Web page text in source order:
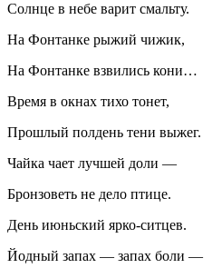
Солнце в небе варит смальту.
На Фонтанке рыжий чижик,
На Фонтанке взвились кони…
Время в окнах тихо тонет,
Прошлый полдень тени выжег.
Чайка чает лучшей доли —
Бронзоветь не дело птице.
День июньский ярко-ситцев.
Йодный запах — запах боли —